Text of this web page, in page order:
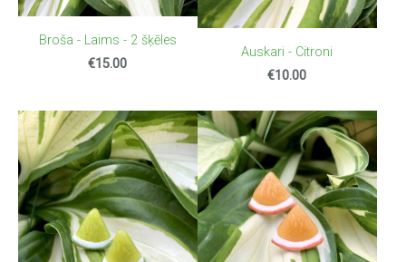
Broša - Laims - 2 šķēles
€15.00
Auskari - Citroni
€10.00